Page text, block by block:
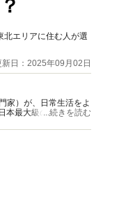
北エリアに住む人が選
新日：2025年09月02日
家）が、日常生活をよ
本最大級の総合情報サ
...続きを読む